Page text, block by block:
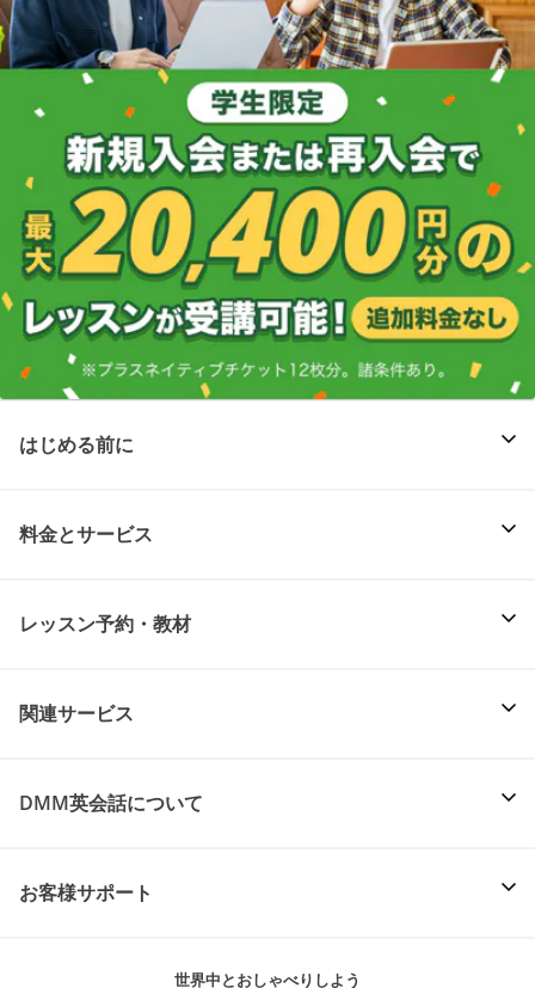
はじめる前に
料金とサービス
レッスン予約・教材
関連サービス
DMM英会話について
お客様サポート
世界中とおしゃべりしよう